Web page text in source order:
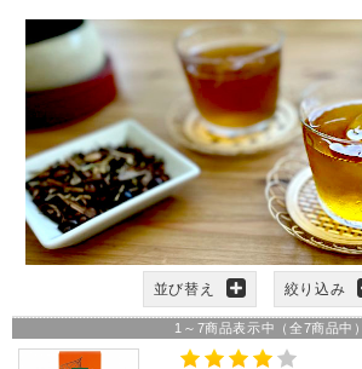
並び替え 絞り込み
1 ～ 7商品表示中（全7商品中）